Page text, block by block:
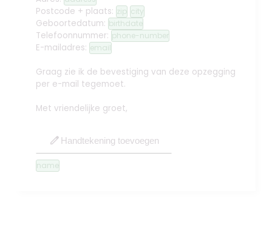
Postcode + plaats: zip city
Geboortedatum: birthdate
Telefoonnummer: phone-number
E-mailadres: email
Graag zie ik de bevestiging van deze opzegging
per e-mail tegemoet.
Met vriendelijke groet,
edit Handtekening toevoegen
name